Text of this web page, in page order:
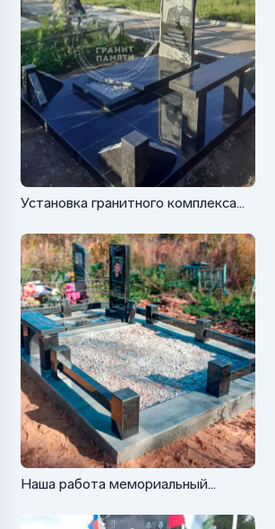
Установка гранитного комплекса
Наша работа мемориальный